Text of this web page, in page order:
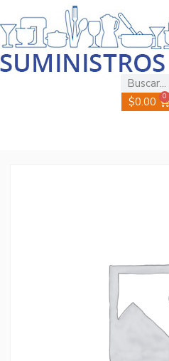
$0.00 0